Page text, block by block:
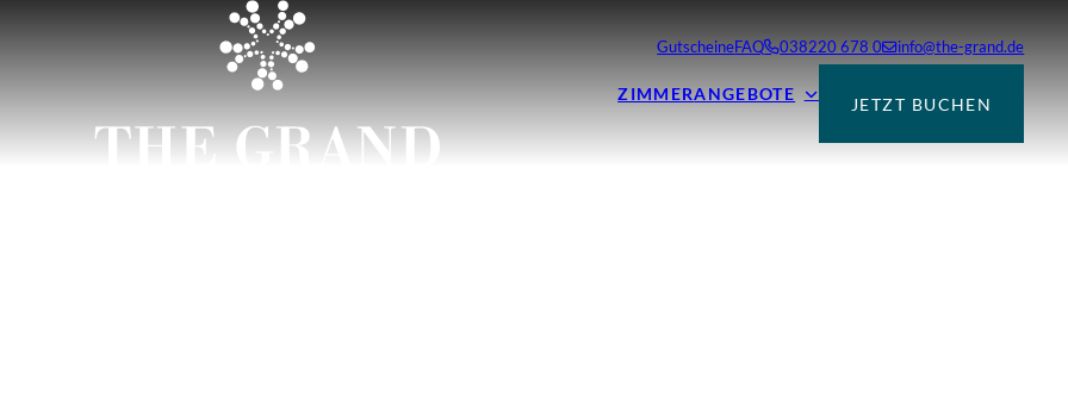
GutscheineFAQ 038220 678 0 info@the-grand.de
ZIMMERANGEBOTE JETZT BUCHEN